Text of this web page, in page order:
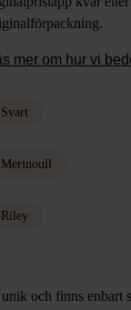
mer om hur vi
Svart
Merinoull
Riley
och finns enbart